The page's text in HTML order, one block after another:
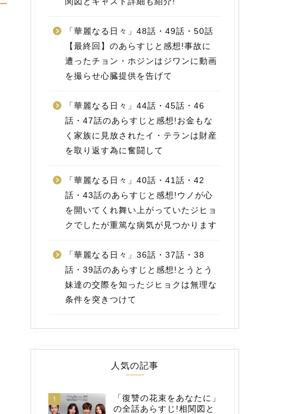
「華麗なる日々」48話・49話・50話
【最終回】のあらすじと感想!事故に
遭ったチョン・ホジンはジワンに動画
を撮らせ心臓提供を告げて
「華麗なる日々」44話・45話・46
話・47話のあらすじと感想!お金もな
く家族に見放されたイ・テランは財産
を取り返す為に奮闘して
「華麗なる日々」40話・41話・42
話・43話のあらすじと感想!ウノが心
を開いてくれ舞い上がっていたジヒョ
クでしたが重篤な病気が見つかります
「華麗なる日々」36話・37話・38
話・39話のあらすじと感想!とうとう
妹達の交際を知ったジヒョクは無理な
条件を突きつけて
人気の記事
1
「復讐の花束をあなたに」
の全話あらすじ!相関図と